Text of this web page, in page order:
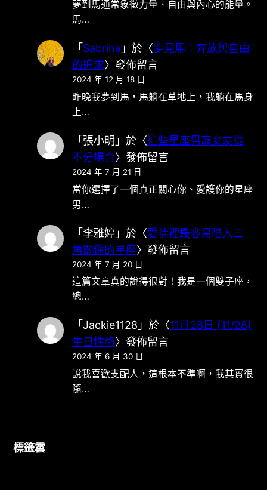
夢到馬通常象徵力量、自由與內心的能量。
馬…
「 Sabrina 」於〈夢見馬：奔放與自由
的追求〉發佈留言
2024 年 12 月 18 日
昨晚我夢到馬，馬躺在草地上，我躺在馬身
上…
「 張小明 」於〈這些星座男寵女友從
不分場合〉發佈留言
2024 年 7 月 21 日
當你選擇了一個真正關心你、愛護你的星座
男…
「李雅婷」於〈愛情裡最容易陷入三
角關係的星座〉發佈留言
2024 年 7 月 20 日
這篇文章真的說得很對！我是一個雙子座，
總…
「 Jackie1128 」於〈11月28日 (11/28)
生日性格〉發佈留言
2024 年 6 月 30 日
說我喜歡支配人，這根本不準啊，我其實很
隨…
標籤雲